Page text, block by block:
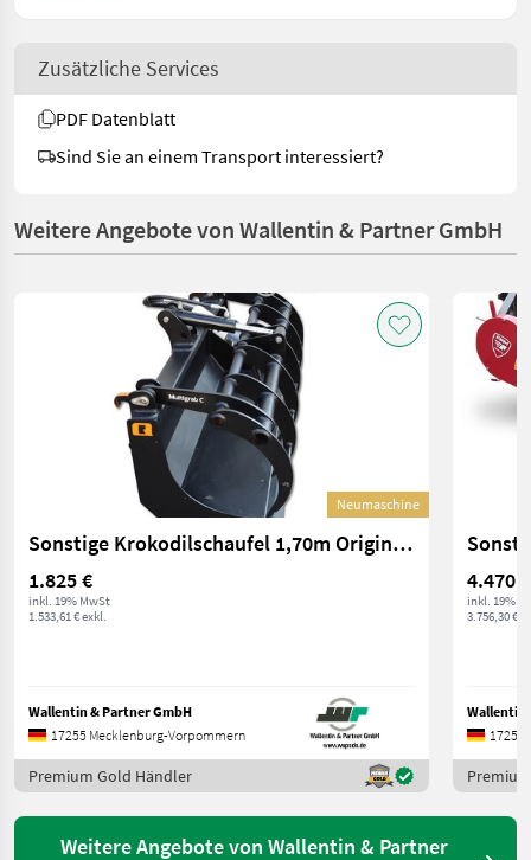
Zusätzliche Services
PDF Datenblatt
Sind Sie an einem Transport interessiert?
Weitere Angebote von Wallentin & Partner GmbH
Neumaschine
Sonstige Krokodilschaufel 1,70m Original Alö | Euro Aufna
1.825 €
inkl. 19% MwSt
1.533,61 € exkl.
Wallentin & Partner GmbH
17255 Mecklenburg-Vorpommern
Premium Gold Händler
4.470 €
inkl. 19%
3.756,30 €
Wallentin
17255
Weitere Angebote von Wallentin & Partner